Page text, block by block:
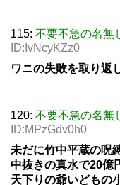
115: 不要不急の名無
ID:IvNcyKZz0
ワニの失敗を取り返
120: 不要不急の名無
ID:MPzGdv0h0
未だに竹中平蔵の呪
中抜きの真水で20億
天下りの爺いどもの